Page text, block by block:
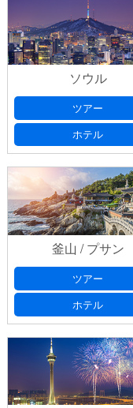
ソウル
ツアー
ホテル
釜山 / プサン
ツアー
ホテル